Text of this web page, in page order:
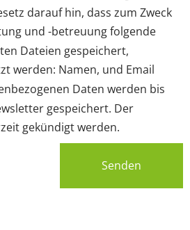
darauf hin, dass zum Zweck
und -betreuung folgende
Dateien gespeichert,
werden: Namen, und Email
Daten werden bis
gespeichert. Der
gekündigt werden.
Senden